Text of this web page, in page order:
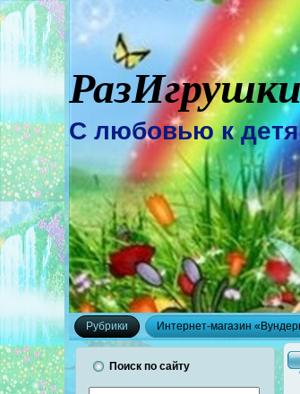
С любовью к
Рубрики Интернет-магазин
Поиск по сайту